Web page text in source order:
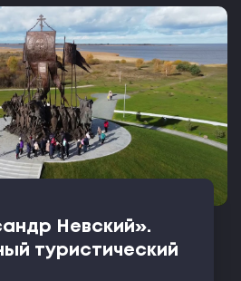
Невский».
туристический